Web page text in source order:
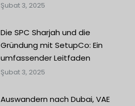
Şubat 3, 2025
Die SPC Sharjah und die
Gründung mit SetupCo: Ein
umfassender Leitfaden
Şubat 3, 2025
Auswandern nach Dubai, VAE